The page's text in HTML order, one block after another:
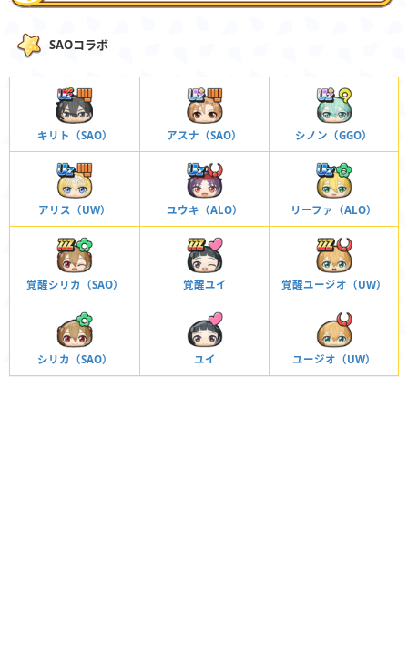
SAOコラボ
キリト（SAO） アスナ（SAO） シノン（GGO）
アリス（UW） ユウキ（ALO） リーファ（ALO）
覚醒シリカ（SAO） 覚醒ユイ 覚醒ユージオ（UW）
シリカ（SAO） ユイ ユージオ（UW）